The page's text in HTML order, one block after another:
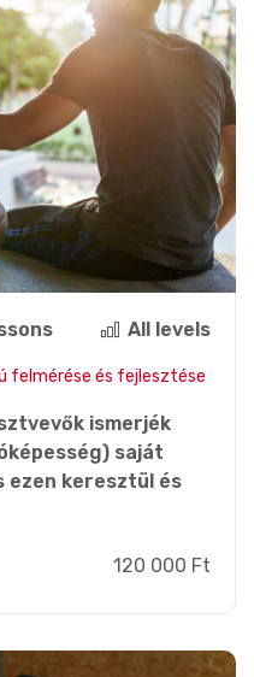
All levels
felmérése és fejlesztése
ismerjék
saját
ezen keresztül és
120 000 Ft